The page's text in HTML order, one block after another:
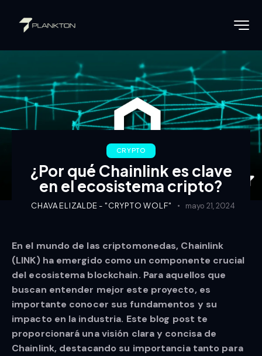
CRYPTO
¿Por qué Chainlink es clave
en el ecosistema cripto?
CHAVA ELIZALDE - "CRYPTO WOLF" mayo 21, 2024
En el mundo de las criptomonedas, Chainlink
(LINK) ha emergido como un componente crucial
del ecosistema blockchain. Para aquellos que
buscan entender mejor este proyecto, es
importante conocer sus fundamentos y su
impacto en la industria. Este blog post te
proporcionará una visión clara y concisa de
Chainlink, destacando su importancia tanto para